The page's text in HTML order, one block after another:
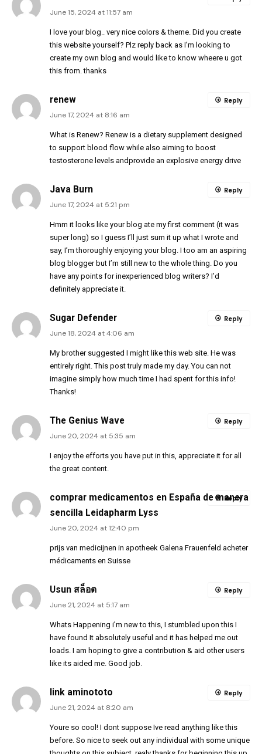
June 15, 2024 at 11:57 am
I love your blog.. very nice colors & theme. Did you create
this website yourself? Plz reply back as I’m looking to
create my own blog and would like to know wheere u got
this from. thanks
renew
June 17, 2024 at 8:16 am
What is Renew? Renew is a dietary supplement designed
to support blood flow while also aiming to boost
testosterone levels andprovide an explosive energy drive
Reply
Java Burn
June 17, 2024 at 5:21 pm
Hmm it looks like your blog ate my first comment (it was
super long) so I guess I’ll just sum it up what I wrote and
say, I’m thoroughly enjoying your blog. I too am an aspiring
blog blogger but I’m still new to the whole thing. Do you
have any points for inexperienced blog writers? I’d
definitely appreciate it.
Reply
Sugar Defender
June 18, 2024 at 4:06 am
My brother suggested I might like this web site. He was
entirely right. This post truly made my day. You can not
imagine simply how much time I had spent for this info!
Thanks!
Reply
The Genius Wave
June 20, 2024 at 5:35 am
I enjoy the efforts you have put in this, appreciate it for all
the great content.
Reply
comprar medicamentos en España de manera
sencilla Leidapharm Lyss
June 20, 2024 at 12:40 pm
prijs van medicijnen in apotheek Galena Frauenfeld acheter
médicaments en Suisse
Reply
Usun สล็อต
June 21, 2024 at 5:17 am
Whats Happening i’m new to this, I stumbled upon this I
have found It absolutely useful and it has helped me out
loads. I am hoping to give a contribution & aid other users
like its aided me. Good job.
Reply
link aminototo
June 21, 2024 at 8:20 am
Youre so cool! I dont suppose Ive read anything like this
before. So nice to seek out any individual with some unique
Reply